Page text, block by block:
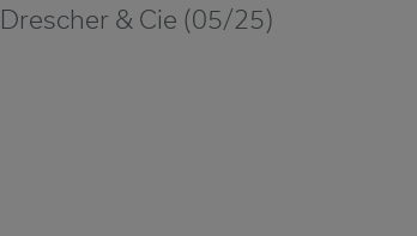
Drescher & Cie (05/25)